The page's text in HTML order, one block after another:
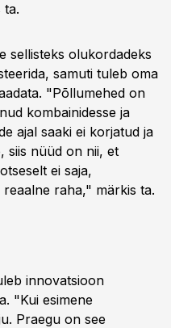
ta.
sellisteks olukordadeks
samuti tuleb oma
"Põllumehed on
kombainidesse ja
ajal saaki ei korjatud ja
siis nüüd on nii, et
ei saja,
raha," märkis ta.
innovatsioon
"Kui esimene
Praegu on see